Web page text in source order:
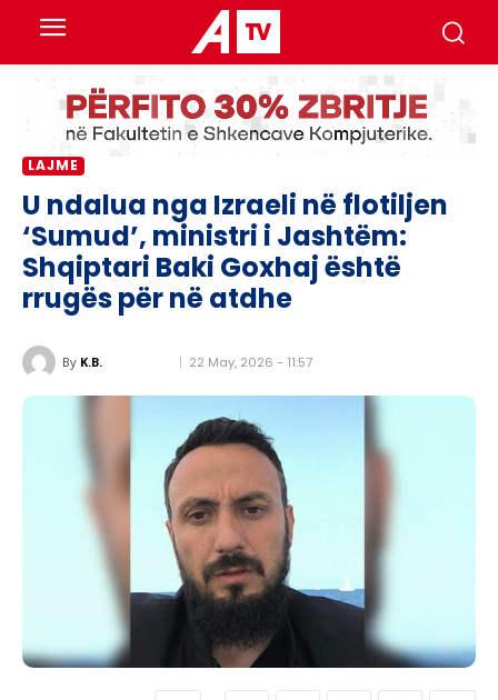
LAJME
U ndalua nga Izraeli në flotiljen
‘Sumud’, ministri i Jashtëm:
Shqiptari Baki Goxhaj është
rrugës për në atdhe
By K.B. 22 May, 2026 - 11:57